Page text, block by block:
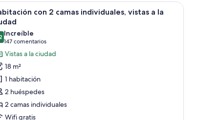
lámparas de noche, un escritorio con televisión de pantalla plana y
Un balcón con vista a una calle de la
7
con 2 camas individuales, vistas a la
de 10
Increíble
147 comentarios
(147 comentarios)
Vistas a la ciudad
18 m²
1 habitación
2 huéspedes
2 camas individuales
Wifi gratis